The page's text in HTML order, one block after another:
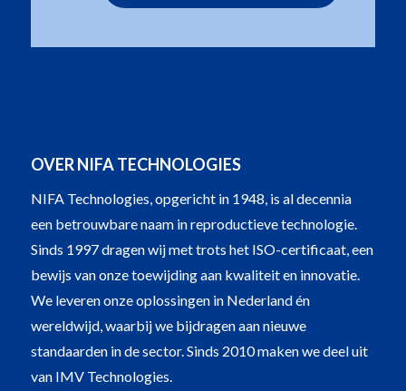
OVER NIFA TECHNOLOGIES
NIFA Technologies, opgericht in 1948, is al decennia
een betrouwbare naam in reproductieve technologie.
Sinds 1997 dragen wij met trots het ISO-certificaat, een
bewijs van onze toewijding aan kwaliteit en innovatie.
We leveren onze oplossingen in Nederland én
wereldwijd, waarbij we bijdragen aan nieuwe
standaarden in de sector. Sinds 2010 maken we deel uit
van IMV Technologies.